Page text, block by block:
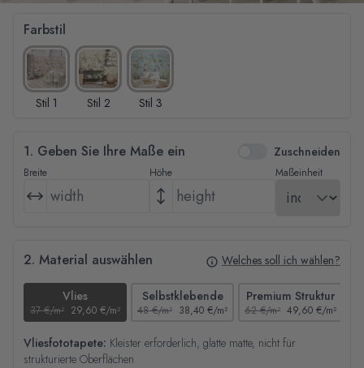
Farbstil
Stil 1 Stil 2 Stil 3
1. Geben Sie Ihre Maße ein Zuschneiden
Breite Höhe Maßeinheit
2. Material auswählen Welches soll ich wählen?
Vlies
37 €/m² 29,60 €/m²
Selbstklebende
48 €/m² 38,40 €/m²
Premium Struktur
62 €/m² 49,60 €/m²
Vliesfototapete: Kleister erforderlich, glatte matte, nicht für
strukturierte Oberflächen